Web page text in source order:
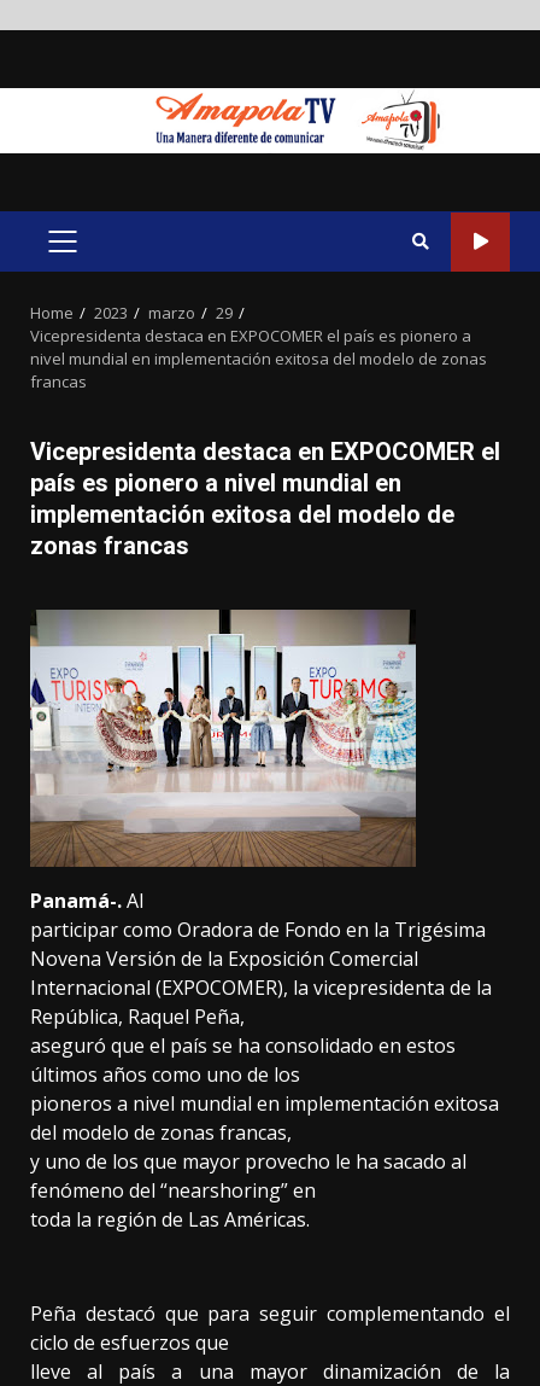
PRIMARY
Home 2023 marzo
29
Vicepresidenta destaca en EXPOCOMER el país es pionero a
nivel mundial en implementación exitosa del modelo de zonas
francas
Vicepresidenta destaca en EXPOCOMER el
país es pionero a nivel mundial en
implementación exitosa del modelo de
zonas francas
Panamá-.Al
participar como Oradora de Fondo en la Trigésima
Novena Versión de la Exposición Comercial
Internacional (EXPOCOMER), la vicepresidenta de la
República, Raquel Peña,
aseguró que el país se ha consolidado en estos
últimos años como uno de los
pioneros a nivel mundial en implementación exitosa
del modelo de zonas francas,
y uno de los que mayor provecho le ha sacado al
fenómeno del “nearshoring” en
toda la región de Las Américas.
Peña destacó que para seguir complementando el
ciclo de esfuerzos que
lleve al país a una mayor dinamización de la